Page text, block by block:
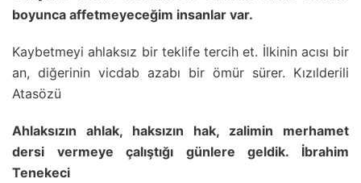
boyunca affetmeyeceğim insanlar var.
Kaybetmeyi ahlaksız bir teklife tercih et. İlkinin acısı bir
an, diğerinin vicdab azabı bir ömür sürer. Kızılderili
Atasözü
Ahlaksızın ahlak, haksızın hak, zalimin merhamet
dersi vermeye çalıştığı günlere geldik. İbrahim
Tenekeci